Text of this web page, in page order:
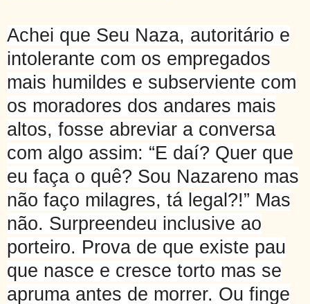
Achei que Seu Naza, autoritário e
intolerante com os empregados
mais humildes e subserviente com
os moradores dos andares mais
altos, fosse abreviar a conversa
com algo assim: “E daí? Quer que
eu faça o quê? Sou Nazareno mas
não faço milagres, tá legal?!” Mas
não. Surpreendeu inclusive ao
porteiro. Prova de que existe pau
que nasce e cresce torto mas se
apruma antes de morrer. Ou finge